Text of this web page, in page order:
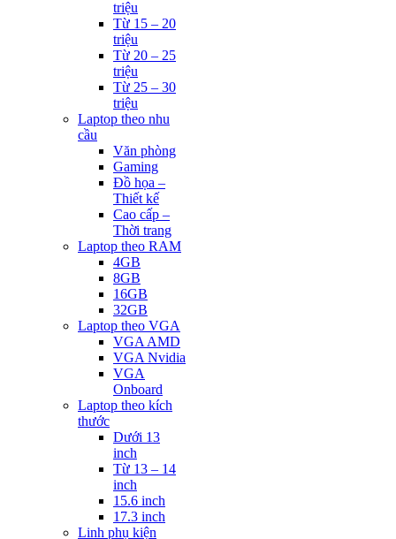
triệu
Từ 15 – 20
triệu
Từ 20 – 25
triệu
Từ 25 – 30
triệu
Laptop theo nhu
cầu
Văn phòng
Gaming
Đồ họa –
Thiết kế
Cao cấp –
Thời trang
Laptop theo RAM
4GB
8GB
16GB
32GB
Laptop theo VGA
VGA AMD
VGA Nvidia
VGA
Onboard
Laptop theo kích
thước
Dưới 13
inch
Từ 13 – 14
inch
15.6 inch
17.3 inch
Linh phụ kiện